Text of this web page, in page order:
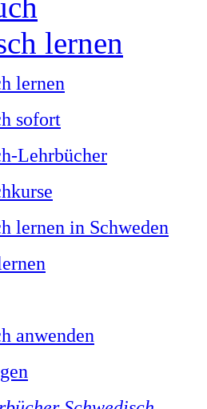
lernen
lernen
sofort
Lehrbücher
lernen in Schweden
anwenden